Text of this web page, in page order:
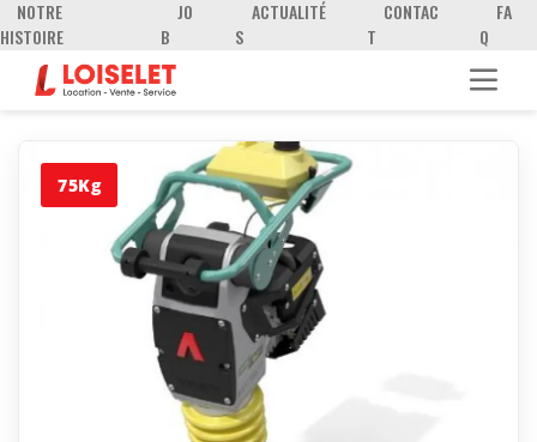
NOTRE
HISTOIRE
JO
B
ACTUALITÉ
S
CONTAC
T
FA
Q
75Kg